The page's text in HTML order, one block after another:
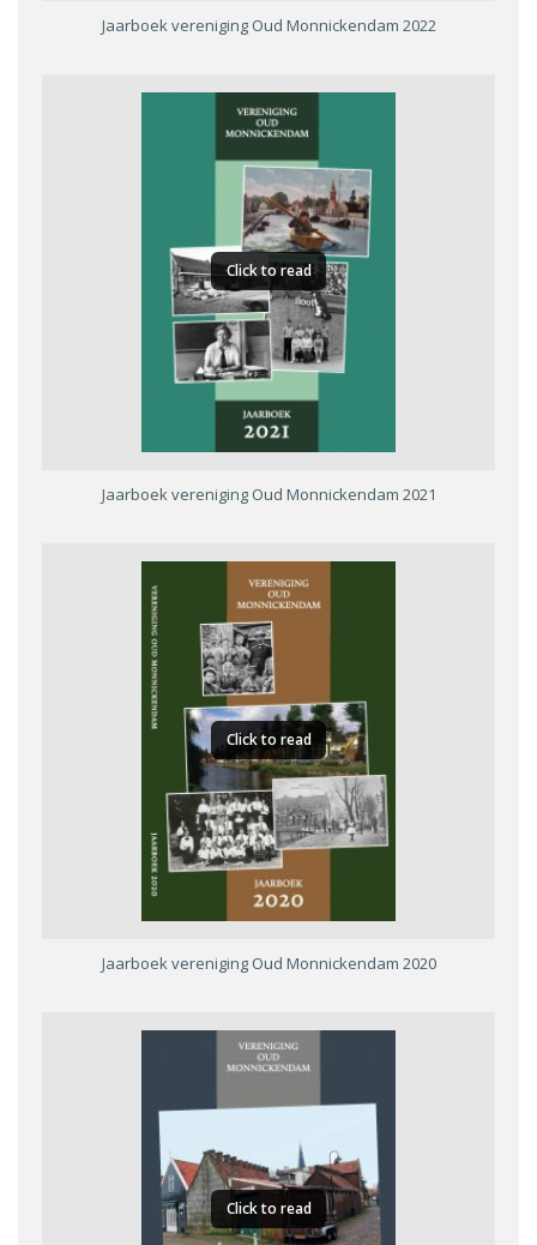
Jaarboek vereniging Oud Monnickendam 2022
Click to read
Jaarboek vereniging Oud Monnickendam 2021
Click to read
Jaarboek vereniging Oud Monnickendam 2020
Click to read